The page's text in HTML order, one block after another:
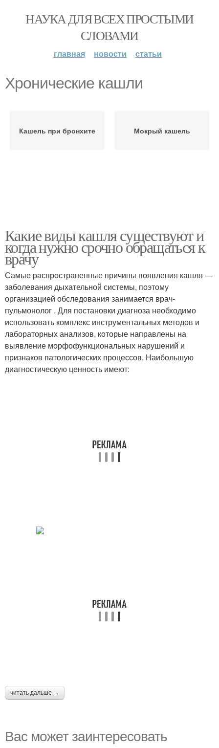
НАУКА ДЛЯ ВСЕХ ПРОСТЫМИ
СЛОВАМИ
главная новости статьи
Хронические кашли
Кашель при бронхите Мокрый кашель
Какие виды кашля существуют и
когда нужно срочно обращаться к
врачу
Самые распространенные причины появления кашля —
заболевания дыхательной системы, поэтому
организацией обследования занимается врач-
пульмонолог . Для постановки диагноза необходимо
использовать комплекс инструментальных методов и
лабораторных анализов, которые направлены на
выявление морфофункциональных нарушений и
признаков патологических процессов. Наибольшую
диагностическую ценность имеют:
читать дальше →
Вас может заинтересовать